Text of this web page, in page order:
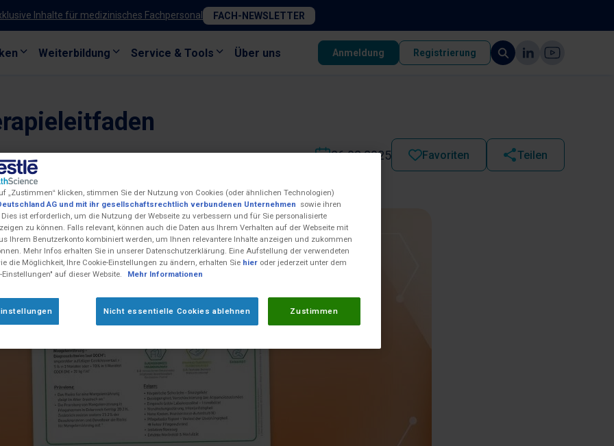
Inhalte für medizinisches Fachpersonal FACH-NEWSLETTER
Weiterbildung Service & Tools Über uns Anmeldung Registrierung
26.02.2025 Favoriten Teilen
„Zustimmen“ klicken, stimmen Sie der Nutzung von Cookies (oder ähnlichen Technologien)
AG und mit ihr gesellschaftsrechtlich verbundenen Unternehmen sowie ihren
Dies ist erforderlich, um die Nutzung der Webseite zu verbessern und für Sie personalisierte
zu können. Falls relevant, können auch die Daten aus Ihrem Verhalten auf der Webseite mit
Ihrem Benutzerkonto kombiniert werden, um Ihnen relevantere Inhalte anzeigen und zukommen
Mehr Infos erhalten Sie in unserer Datenschutzerklärung. Eine Aufstellung der verwendeten
die Möglichkeit, Ihre Cookie-Einstellungen zu ändern, erhalten Sie hier oder jederzeit unter dem
Einstellungen" auf dieser Website.
Mehr Informationen
Nicht essentielle Cookies ablehnen Zustimmen